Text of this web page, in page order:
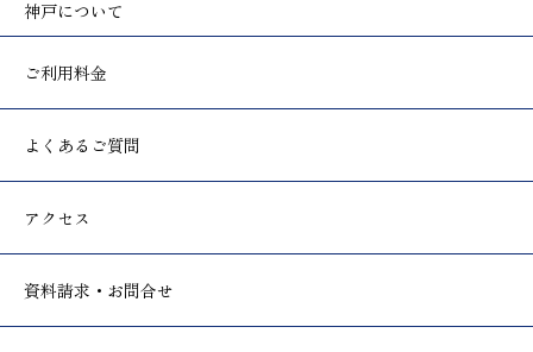
神戸について
ご利用料金
よくあるご質問
アクセス
資料請求・お問合せ